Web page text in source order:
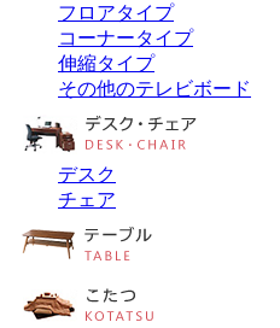
フロアタイプ
コーナータイプ
伸縮タイプ
その他のテレビボード
デスク
チェア